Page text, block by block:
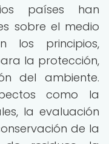
países han
sobre el medio
los principios,
la protección,
del ambiente.
como la
la evaluación
de la